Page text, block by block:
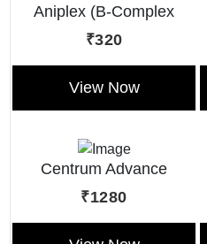
Aniplex (B-Complex
Liquid)
₹320
View Now
Centrum Advance
(Multivitamin Liquid)
₹1280